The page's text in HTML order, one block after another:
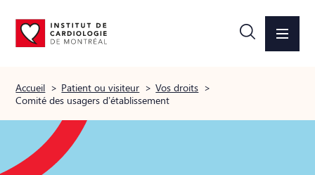
Accueil > Patient ou visiteur > Vos droits >
Comité des usagers d’établissement